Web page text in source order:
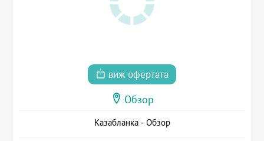
виж офертата
Обзор
Казабланка - Обзор